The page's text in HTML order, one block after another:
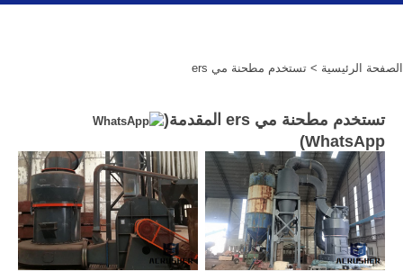
الصفحة الرئيسية > تستخدم مطحنة مي ers
تستخدم مطحنة مي ers المقدمة(
WhatsApp
)